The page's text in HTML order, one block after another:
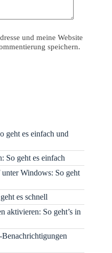
und meine Website
speichern.
geht es einfach und
So geht es einfach
Windows: So geht
es schnell
aktivieren: So geht’s in